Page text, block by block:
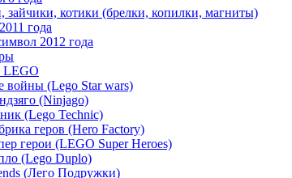
зайчики, котики (брелки, копилки, магниты)
года
2012 года
LEGO
войны (Lego Star wars)
(Ninjago)
(Lego Technic)
геров (Hero Factory)
герои (LEGO Super Heroes)
(Lego Duplo)
(Лего Подружки)